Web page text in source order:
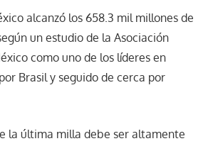
alcanzó los 658.3 mil millones de
un estudio de la Asociación
como uno de los líderes en
Brasil y seguido de cerca por
la última milla debe ser altamente